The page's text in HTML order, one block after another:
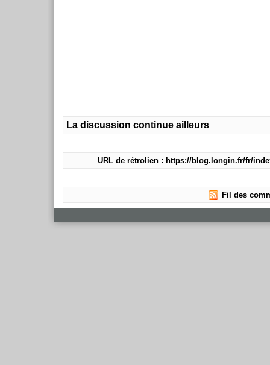
La discussion continue ailleurs
URL de rétrolien : https://blog.longin.fr/fr/
Fil des